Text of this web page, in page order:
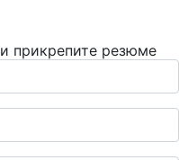
прикрепите резюме